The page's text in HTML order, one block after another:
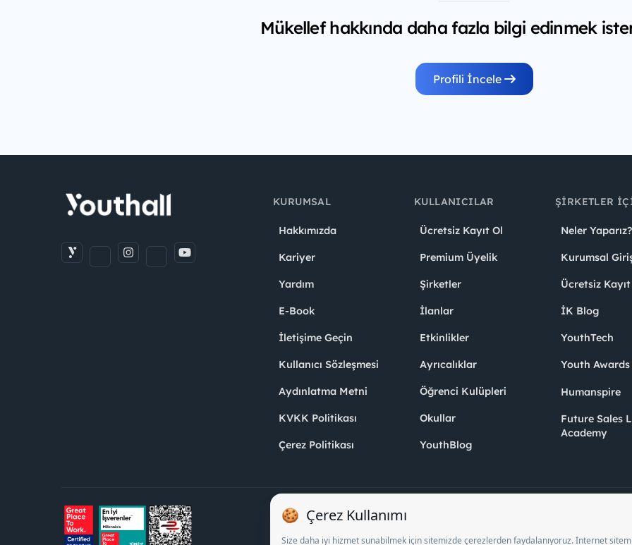
Mükellef hakkında daha fazla bilgi edinmek
Profili İncele
KURUMSAL
Hakkımızda
Kariyer
Yardım
E-Book
İletişime Geçin
Kullanıcı Sözleşmesi
Aydınlatma Metni
KVKK Politikası
Çerez Politikası
KULLANICILAR
Ücretsiz Kayıt Ol
Premium Üyelik
Şirketler
İlanlar
Etkinlikler
Ayrıcalıklar
Öğrenci Kulüpleri
Okullar
YouthBlog
ŞIRKETLER
Neler Yaparız?
Kurumsal
Ücretsiz Kayıt
İK Blog
YouthTech
Youth Awards
Humanspire
Future Sales
Academy